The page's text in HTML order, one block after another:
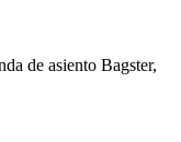
de asiento Bagster,